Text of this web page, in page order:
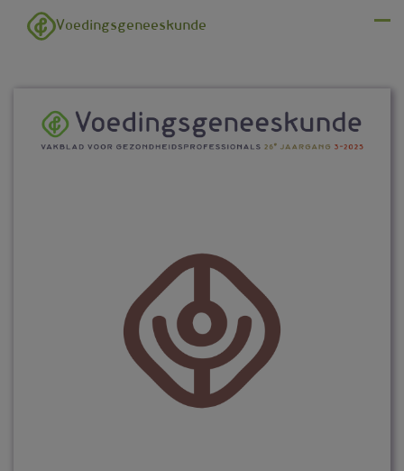
Overslaan en naar de inhoud gaan
Voedingsgeneeskunde